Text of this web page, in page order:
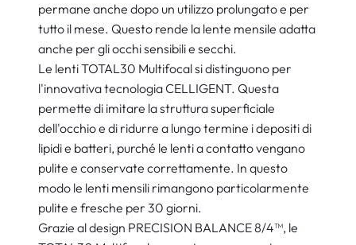
permane anche dopo un utilizzo prolungato e per
tutto il mese. Questo rende la lente mensile adatta
anche per gli occhi sensibili e secchi.
Le lenti TOTAL30 Multifocal si distinguono per
l'innovativa tecnologia CELLIGENT. Questa
permette di imitare la struttura superficiale
dell'occhio e di ridurre a lungo termine i depositi di
lipidi e batteri, purché le lenti a contatto vengano
pulite e conservate correttamente. In questo
modo le lenti mensili rimangono particolarmente
pulite e fresche per 30 giorni.
Grazie al design PRECISION BALANCE 8/4™, le